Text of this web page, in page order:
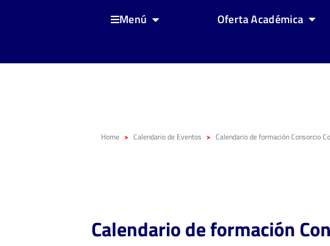
Menú Oferta Académica
Home Calendario de Eventos Calendario de formación Consorcio
Calendario de formación